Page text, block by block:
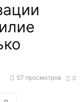
0
57 просмотров